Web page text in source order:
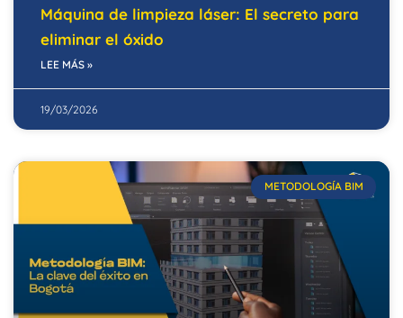
Máquina de limpieza láser: El secreto para
eliminar el óxido
LEE MÁS »
19/03/2026
METODOLOGÍA BIM